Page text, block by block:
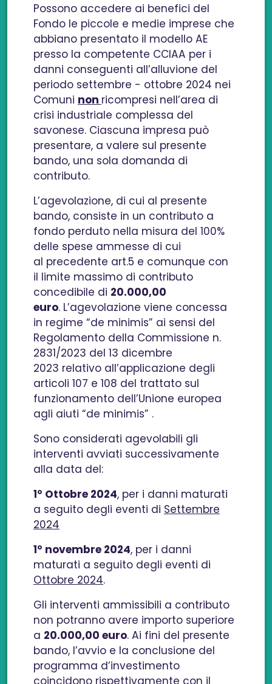
Possono accedere ai benefici del
Fondo le piccole e medie imprese che
abbiano presentato il modello AE
presso la competente CCIAA per i
danni conseguenti all’alluvione del
periodo settembre - ottobre 2024 nei
Comuni non ricompresi nell’area di
crisi industriale complessa del
savonese. Ciascuna impresa può
presentare, a valere sul presente
bando, una sola domanda di
contributo.
L’agevolazione, di cui al presente
bando, consiste in un contributo a
fondo perduto nella misura del 100%
delle spese ammesse di cui
al precedente art.5 e comunque con
il limite massimo di contributo
concedibile di 20.000,00
euro. L’agevolazione viene concessa
in regime “de minimis” ai sensi del
Regolamento della Commissione n.
2831/2023 del 13 dicembre
2023 relativo all’applicazione degli
articoli 107 e 108 del trattato sul
funzionamento dell’Unione europea
agli aiuti “de minimis” .
Sono considerati agevolabili gli
interventi avviati successivamente
alla data del:
1° Ottobre 2024, per i danni maturati
a seguito degli eventi di Settembre
2024
1° novembre 2024, per i danni
maturati a seguito degli eventi di
Ottobre 2024.
Gli interventi ammissibili a contributo
non potranno avere importo superiore
a 20.000,00 euro. Ai fini del presente
bando, l’avvio e la conclusione del
programma d’investimento
coincidono rispettivamente con il